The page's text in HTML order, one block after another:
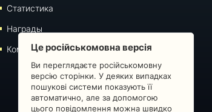
Статистика
Награды
Комментарии
Це російськомовна версія
Ви переглядаєте російськомовну
версію сторінки. У деяких випадках
пошукові системи показують її
автоматично, але за допомогою
цього повідомлення можна швидко